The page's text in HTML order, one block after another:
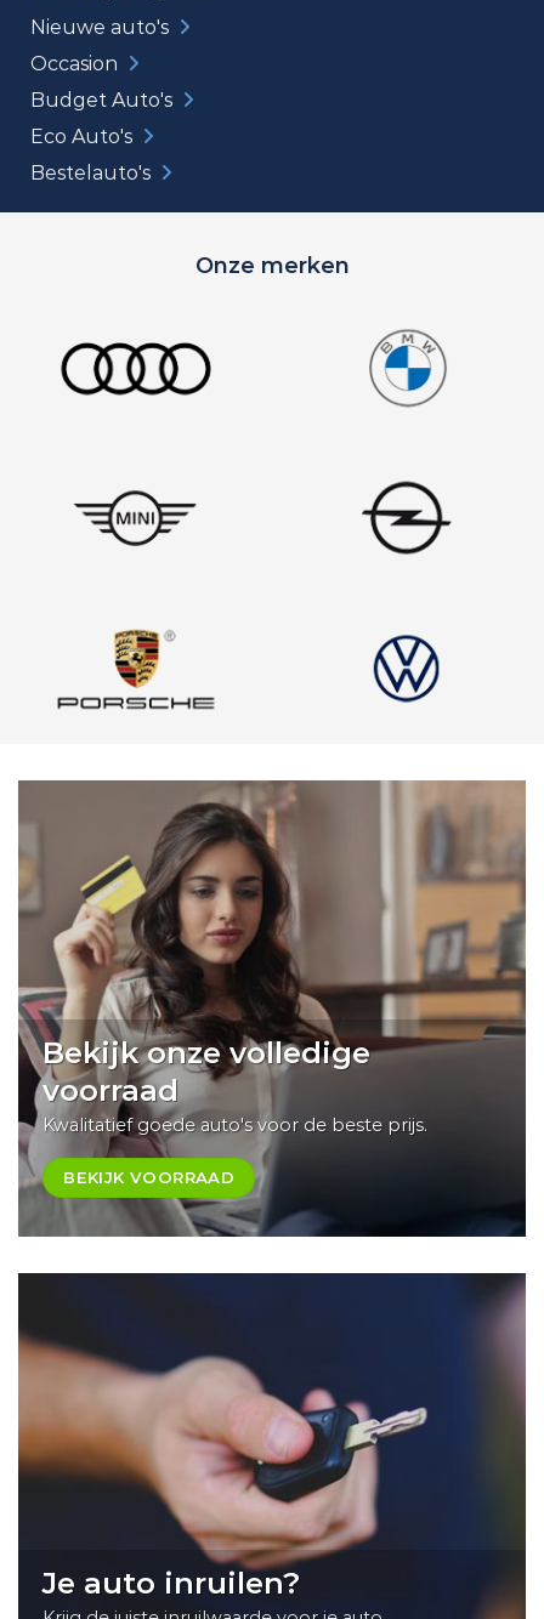
Nieuwe auto's
Occasion
Budget Auto's
Eco Auto's
Bestelauto's
Onze merken
Bekijk onze volledige
voorraad
Kwalitatief goede auto's voor de beste prijs.
BEKIJK VOORRAAD
Je auto inruilen?